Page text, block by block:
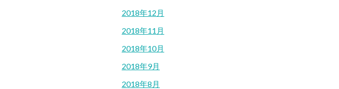
2018年12月
2018年11月
2018年10月
2018年9月
2018年8月